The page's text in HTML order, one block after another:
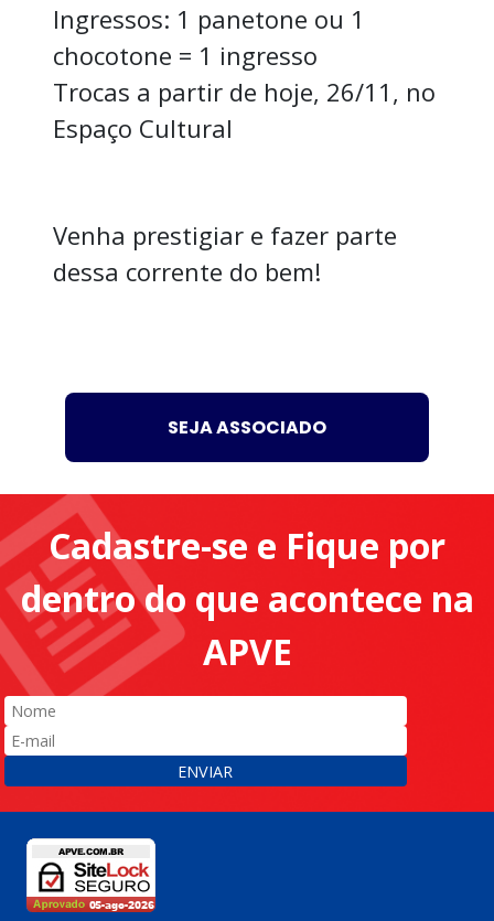
Ingressos: 1 panetone ou 1
chocotone = 1 ingresso
Trocas a partir de hoje, 26/11, no
Espaço Cultural
Venha prestigiar e fazer parte
dessa corrente do bem!
SEJA ASSOCIADO
Cadastre-se e Fique por
dentro do que acontece na
APVE
ENVIAR